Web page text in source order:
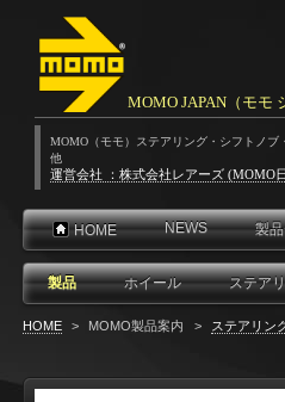
MOMO JAPAN（モモ
MOMO（モモ）ステアリング・シフトノ
他
運営会社 ：株式会社レアーズ (MOMO
HOME NEWS 製
製品 ホイール ステア
HOME > MOMO製品案内 > ステアリン